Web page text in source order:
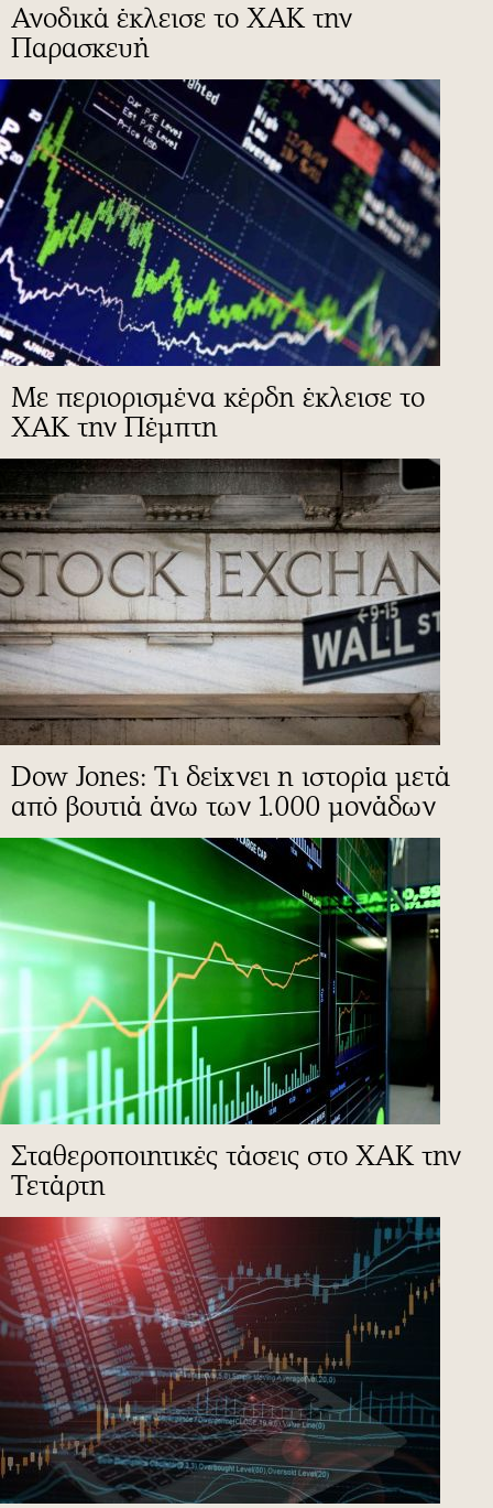
Ανοδικά έκλεισε το ΧΑΚ την
Παρασκευή
Με περιορισμένα κέρδη έκλεισε το
ΧΑΚ την Πέμπτη
Dow Jones: Τι δείχνει η ιστορία μετά
από βουτιά άνω των 1.000 μονάδων
Σταθεροποιητικές τάσεις στο ΧΑΚ την
Τετάρτη